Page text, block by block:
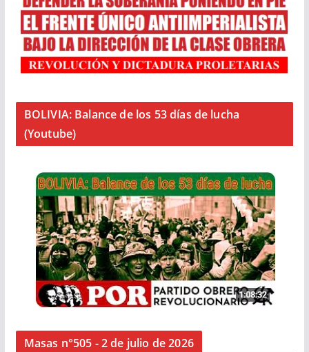
BOLIVIA: Balance de los 53 días de lucha
(Youtube)
Masas n°505 - 2 de julio de 2026